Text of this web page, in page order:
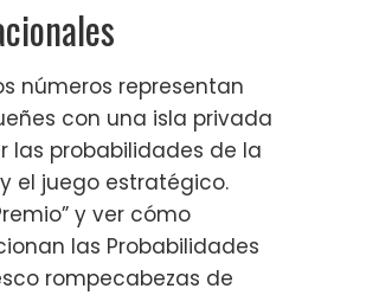
números representan
con una isla privada
las probabilidades de la
el juego estratégico.
y ver cómo
las Probabilidades
rompecabezas de